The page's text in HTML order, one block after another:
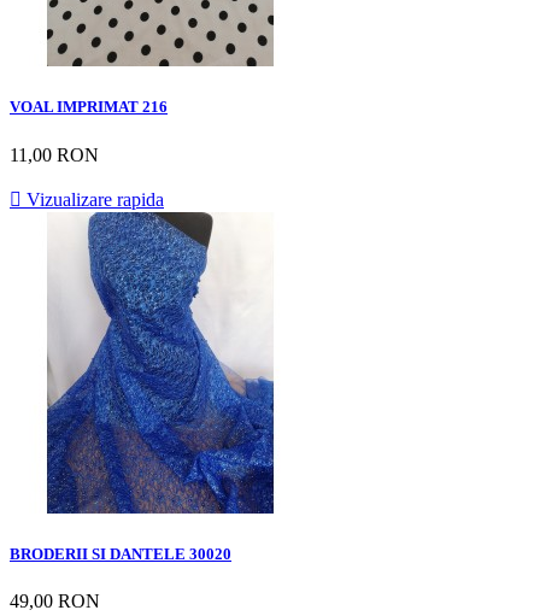
VOAL IMPRIMAT 216
11,00 RON
 Vizualizare rapida
BRODERII SI DANTELE 30020
49,00 RON